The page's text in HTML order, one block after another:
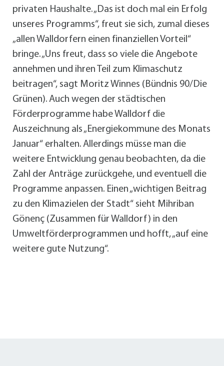
privaten Haushalte. „Das ist doch mal ein Erfolg
unseres Programms“, freut sie sich, zumal dieses
„allen Walldorfern einen finanziellen Vorteil“
bringe. „Uns freut, dass so viele die Angebote
annehmen und ihren Teil zum Klimaschutz
beitragen“, sagt Moritz Winnes (Bündnis 90/Die
Grünen). Auch wegen der städtischen
Förderprogramme habe Walldorf die
Auszeichnung als „Energiekommune des Monats
Januar“ erhalten. Allerdings müsse man die
weitere Entwicklung genau beobachten, da die
Zahl der Anträge zurückgehe, und eventuell die
Programme anpassen. Einen „wichtigen Beitrag
zu den Klimazielen der Stadt“ sieht Mihriban
Gönenç (Zusammen für Walldorf) in den
Umweltförderprogrammen und hofft, „auf eine
weitere gute Nutzung“.